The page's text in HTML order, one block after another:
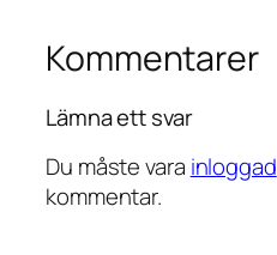
Kommentarer
Lämna ett svar
Du måste vara inloggad
kommentar.